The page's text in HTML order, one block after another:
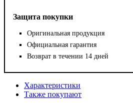
Защита покупки
Оригинальная продукция
Официальная гарантия
Возврат в течении 14 дней
Характеристики
Также покупают